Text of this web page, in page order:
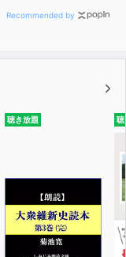
Recommended by
聴き放題 聴